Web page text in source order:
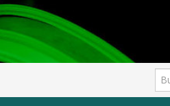
desde las prácticas artísticas?